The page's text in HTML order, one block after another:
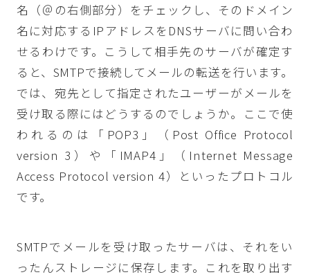
名（＠の右側部分）をチェックし、そのドメイン
名に対応するIPアドレスをDNSサーバに問い合わ
せるわけです。こうして相手先のサーバが確定す
ると、SMTPで接続してメールの転送を行います。
では、宛先として指定されたユーザーがメールを
受け取る際にはどうするのでしょうか。ここで使
われるのは「POP3」（Post Office Protocol
version 3）や「IMAP4」（Internet Message
Access Protocol version 4）といったプロトコル
です。
SMTPでメールを受け取ったサーバは、それをい
ったんストレージに保存します。これを取り出す